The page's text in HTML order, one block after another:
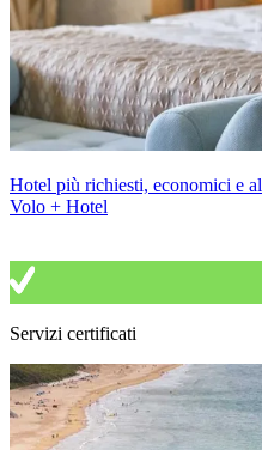
Hotel più richiesti, economici e
Volo + Hotel
Servizi certificati